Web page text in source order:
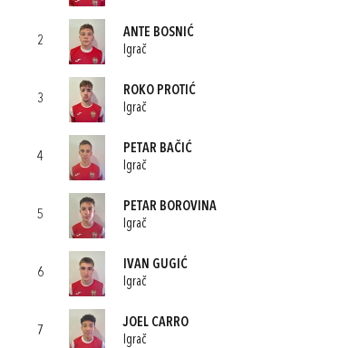
2
ANTE BOSNIĆ
Igrač
3
ROKO PROTIĆ
Igrač
4
PETAR BAČIĆ
Igrač
5
PETAR BOROVINA
Igrač
6
IVAN GUGIĆ
Igrač
7
JOEL CARRO
Igrač